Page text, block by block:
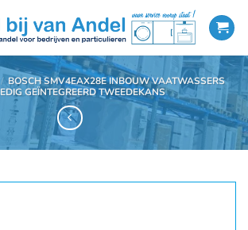
/ BOSCH SMV4EAX28E INBOUW VAATWASSERS
GEÏNTEGREERD TWEEDEKANS